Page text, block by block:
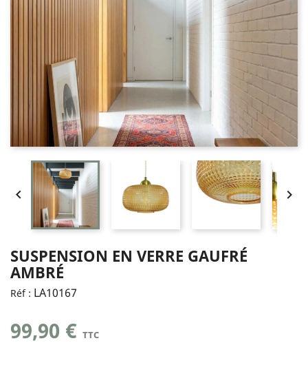
 
SUSPENSION EN VERRE GAUFRÉ
AMBRÉ
Réf : LA10167
99,90 € TTC